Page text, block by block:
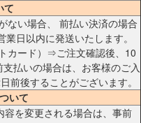
て
ない場合、 前払い決済の場合
日以内に発送いたします。
カード）⇒ご注文確認後、10
払いの場合は、お客様のご入
前後することがございます。
いて
を変更される場合は、事前